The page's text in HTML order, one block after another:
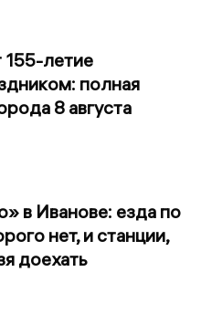
155-летие
полная
8 августа
в Иванове: езда по
нет, и станции,
доехать